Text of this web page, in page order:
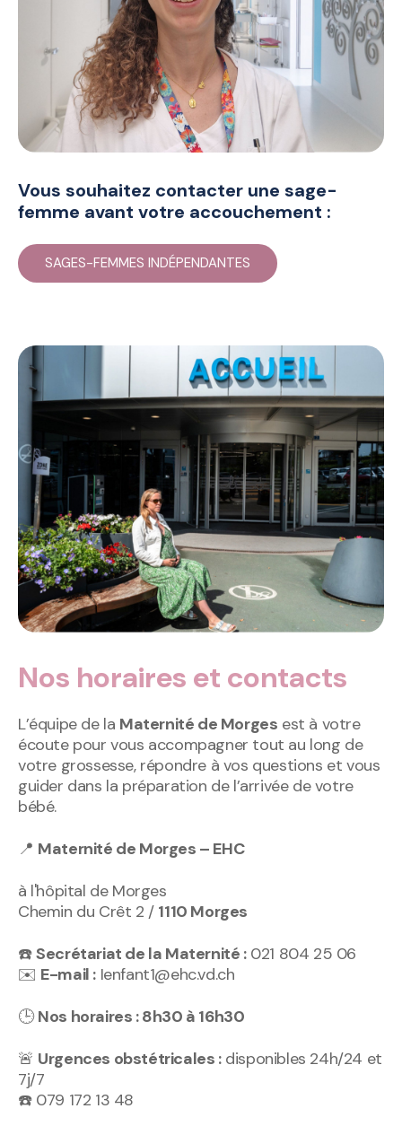
Vous souhaitez contacter une sage-
femme avant votre accouchement :
SAGES-FEMMES INDÉPENDANTES
Nos horaires et contacts
L’équipe de la Maternité de Morges est à votre
écoute pour vous accompagner tout au long de
votre grossesse, répondre à vos questions et vous
guider dans la préparation de l’arrivée de votre
bébé.
📍 Maternité de Morges – EHC
à l'hôpital de Morges
Chemin du Crêt 2 / 1110 Morges
☎️Secrétariat de la Maternité :021 804 25 06
✉️ E-mail : Ienfant1@ehc.vd.ch
🕒Nos horaires : 8h30 à 16h30
🚨 Urgences obstétricales :disponibles 24h/24 et
7j/7
☎️ 079 172 13 48